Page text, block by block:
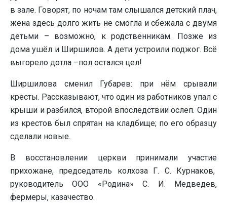
в зале. Говорят, по ночам там слышался детский плач,
жена здесь долго жить не смогла и сбежала с двумя
детьми – возможно, к родственникам. Позже из
дома ушёл и Ширшилов. А дети устроили поджог. Всё
выгорело дотла –пол остался цел!
Ширшилова сменил Губарев: при нём срывали
кресты. Рассказывают, что один из работников упал с
крыши и разбился, второй впоследствии ослеп. Один
из крестов был спрятан на кладбище; по его образцу
сделали новые.
В восстановлении церкви принимали участие
прихожане, председатель колхоза Г. С. Курнаков,
руководитель ООО «Родина» С. И. Медведев,
фермеры, казачество.